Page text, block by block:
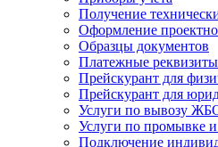
Получение
Оформление
Образцы документов
Платежные реквизиты
Прейскурант для
Прейскурант для
Услуги по вывозу
Услуги по промывке и
Подключение